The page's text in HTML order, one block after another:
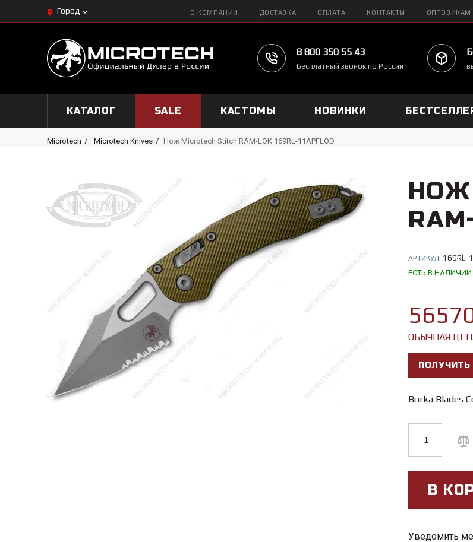
Город О КОМПАНИИ ДОСТАВКА ОПЛАТА КОНТАКТЫ ОПТОВИКАМ
8 800 350 55 43
Бесплатный звонок по России
КАТАЛОГ SALE КАСТОМЫ НОВИНКИ
Microtech Microtech Knives Нож Microtech Stitch RAM-LOK 169RL-11APFLOD
НОЖ
АРТИКУЛ: 169RL-
ЕСТЬ В НАЛИЧИИ
ОБЫЧНАЯ
Borka Blades
В
Уведомить